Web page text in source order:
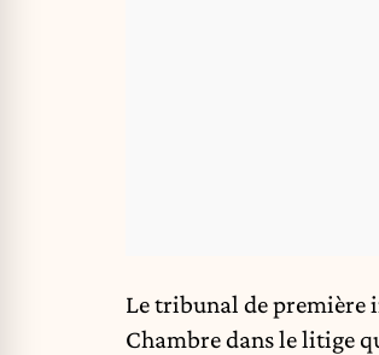
Le tribunal de première
Chambre dans le litige